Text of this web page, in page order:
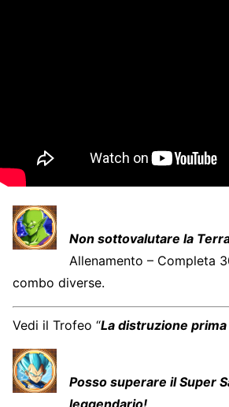
Non sottovalutare la
Allenamento – Completa
combo diverse.
Vedi il Trofeo “La distruzione
Posso superare il Super